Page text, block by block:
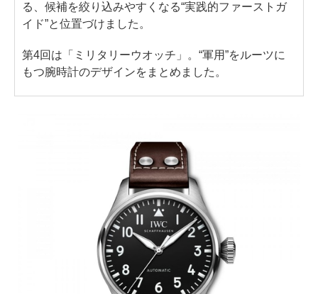
る、候補を絞り込みやすくなる“実践的ファーストガ
イド”と位置づけました。
第4回は「ミリタリーウオッチ」。“軍用”をルーツに
もつ腕時計のデザインをまとめました。